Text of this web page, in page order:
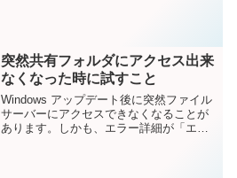
突然共有フォルダにアクセス出来
なくなった時に試すこと
Windows アップデート後に突然ファイル
サーバーにアクセスできなくなることが
あります。しかも、エラー詳細が「エラ